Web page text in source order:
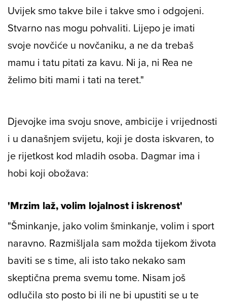
Uvijek smo takve bile i takve smo i odgojeni.
Stvarno nas mogu pohvaliti. Lijepo je imati
svoje novčiće u novčaniku, a ne da trebaš
mamu i tatu pitati za kavu. Ni ja, ni Rea ne
želimo biti mami i tati na teret."
Djevojke ima svoju snove, ambicije i vrijednosti
i u današnjem svijetu, koji je dosta iskvaren, to
je rijetkost kod mladih osoba. Dagmar ima i
hobi koji obožava:
'Mrzim laž, volim lojalnost i iskrenost'
"Šminkanje, jako volim šminkanje, volim i sport
naravno. Razmišljala sam možda tijekom života
baviti se s time, ali isto tako nekako sam
skeptična prema svemu tome. Nisam još
odlučila sto posto bi ili ne bi upustiti se u te